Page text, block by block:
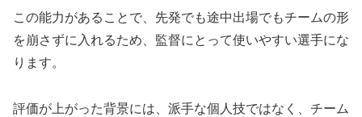
この能力があることで、先発でも途中出場でもチームの形
を崩さずに入れるため、監督にとって使いやすい選手にな
ります。
評価が上がった背景には、派手な個人技ではなく、チーム